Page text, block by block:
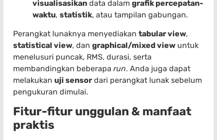
visualisasikan data dalam grafik percepatan-
waktu, statistik, atau tampilan gabungan.
Perangkat lunaknya menyediakan tabular view,
statistical view, dan graphical/mixed view untuk
menelusuri puncak, RMS, durasi, serta
membandingkan beberapa run. Anda juga dapat
melakukan uji sensor dari perangkat lunak sebelum
pengukuran dimulai.
Fitur-fitur unggulan & manfaat
praktis